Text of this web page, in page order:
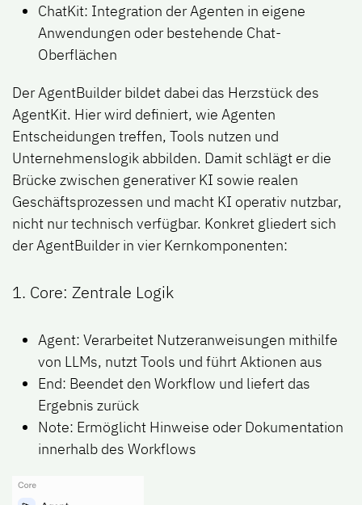
ChatKit: Integration der Agenten in eigene
Anwendungen oder bestehende Chat-
Oberflächen
Der AgentBuilder bildet dabei das Herzstück des
AgentKit. Hier wird definiert, wie Agenten
Entscheidungen treffen, Tools nutzen und
Unternehmenslogik abbilden. Damit schlägt er die
Brücke zwischen generativer KI sowie realen
Geschäftsprozessen und macht KI operativ nutzbar,
nicht nur technisch verfügbar. Konkret gliedert sich
der AgentBuilder in vier Kernkomponenten:
1. Core: Zentrale Logik
Agent: Verarbeitet Nutzeranweisungen mithilfe
von LLMs, nutzt Tools und führt Aktionen aus
End: Beendet den Workflow und liefert das
Ergebnis zurück
Note: Ermöglicht Hinweise oder Dokumentation
innerhalb des Workflows